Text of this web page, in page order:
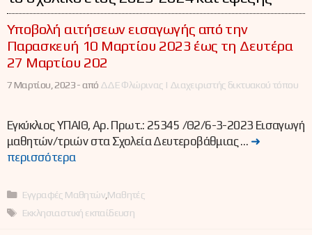
Υποβολή αιτήσεων εισαγωγής από την
Παρασκευή 10 Μαρτίου 2023 έως τη Δευτέρα
27 Μαρτίου 202
7 Μαρτίου, 2023 -από ΔΔΕ Φλώρινας | Διαχειριστής δικτυακού τόπου
Εγκύκλιος ΥΠΑΙΘ, Αρ. Πρωτ.: 25345 /Θ2/6-3-2023 Εισαγωγή
μαθητών/τριών στα Σχολεία Δευτεροβάθμιας … ➜
περισσότερα
Κατηγορίες
Εγγραφές Μαθητών Μαθητές
Ετικέτες
Εκκλησιαστική εκπαίδευση